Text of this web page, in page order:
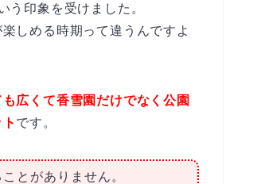
う印象を受けました。
しめる時期って違うんですよ
広くて香雪園だけでなく公園
です。
とがありません。